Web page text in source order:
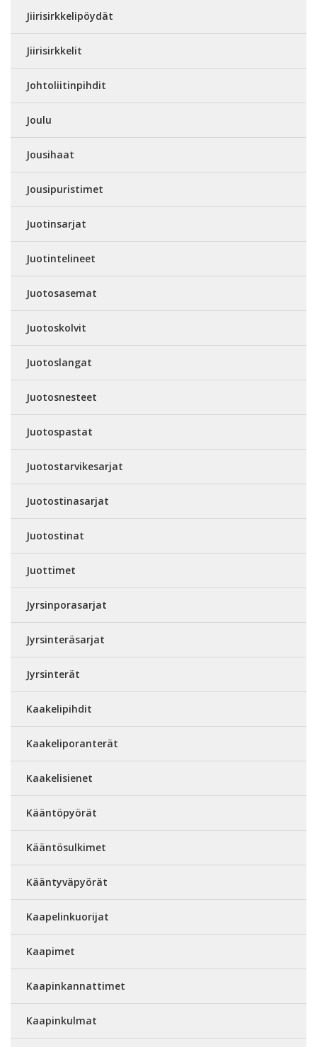
Jiirisirkkelipöydät
Jiirisirkkelit
Johtoliitinpihdit
Joulu
Jousihaat
Jousipuristimet
Juotinsarjat
Juotintelineet
Juotosasemat
Juotoskolvit
Juotoslangat
Juotosnesteet
Juotospastat
Juotostarvikesarjat
Juotostinasarjat
Juotostinat
Juottimet
Jyrsinporasarjat
Jyrsinteräsarjat
Jyrsinterät
Kaakelipihdit
Kaakeliporanterät
Kaakelisienet
Kääntöpyörät
Kääntösulkimet
Kääntyväpyörät
Kaapelinkuorijat
Kaapimet
Kaapinkannattimet
Kaapinkulmat